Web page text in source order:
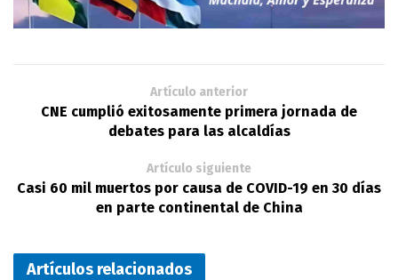
Artículo anterior
CNE cumplió exitosamente primera jornada de
debates para las alcaldías
Artículo siguiente
Casi 60 mil muertos por causa de COVID-19 en 30 días
en parte continental de China
Artículos relacionados